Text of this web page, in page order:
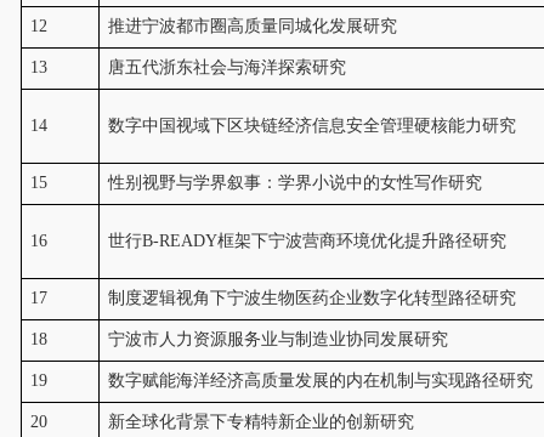
12 推进宁波都市圈高质量同城化发展研究
13 唐五代浙东社会与海洋探索研究
14 数字中国视域下区块链经济信息安全管理硬核能力研究
15 性别视野与学界叙事：学界小说中的女性写作研究
16 世行B-READY框架下宁波营商环境优化提升路径研究
17 制度逻辑视角下宁波生物医药企业数字化转型路径研究
18 宁波市人力资源服务业与制造业协同发展研究
19 数字赋能海洋经济高质量发展的内在机制与实现路径研究
20 新全球化背景下专精特新企业的创新研究